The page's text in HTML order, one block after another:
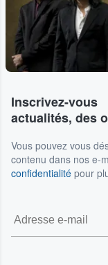
Inscrivez-
actualités, des
Vous pouvez vous
contenu dans nos e-
confidentialité pour